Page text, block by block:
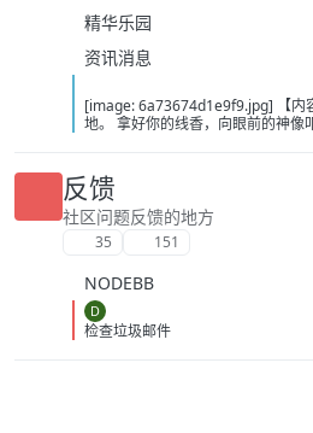
精华乐园
资讯消息
[image: 6a73674d1e9f9.jpg] 【内
地。 拿好你的线香，向眼前的神像
悲剧轮回…… 【作者简介】 作者：
作品：《灾厄收容所》《诡异分解
所》等 【下载地址】 百度：
https://pan.baidu.com/s/
夸克：https://pan.quark.cn/s/
反馈
社区问题反馈的地方
35 151
NODEBB
D
检查垃圾邮件